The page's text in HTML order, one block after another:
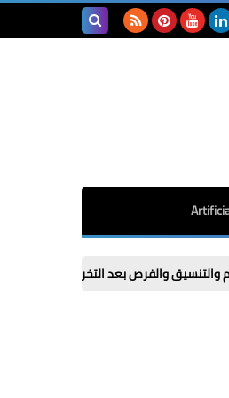
التخرج حتى 2026 / 2027